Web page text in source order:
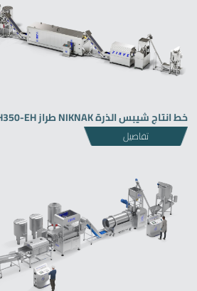
خط انتاج شيبس الذرة NIKNAK طراز CH350-EH
تفاصيل